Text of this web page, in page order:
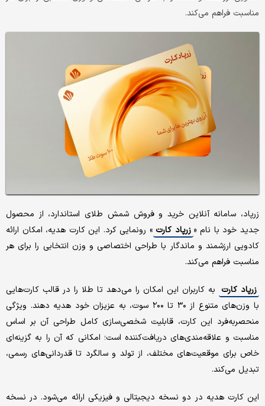
مناسبت فراهم می‌کند.
زرپاد، سامانه آنلاین خرید و فروش شمش طلای استاندارد، از محصول
جدید خود با نام « زرپاد کارت » رونمایی کرد. این کارت هدیه، امکان ارائه
کادویی ارزشمند و ماندگار با طراحی اختصاصی و وزن انتخابی را برای هر
مناسبت فراهم می‌کند.
زرپاد کارت به کاربران این امکان را می‌دهد تا طلا را در قالب کارت‌هایی
با وزن‌های متنوع از ۳۰ تا ۲۰۰ سوت، به عزیزان خود هدیه دهند. ویژگی
منحصربه‌فرد این کارت، قابلیت شخصی‌سازی کامل طراحی آن بر اساس
مناسبت و علاقه‌مندی‌های دریافت‌کننده است؛ امکانی که آن را به گزینه‌ای
خاص برای موقعیت‌های مختلف، از تولد و سالگرد تا قدردانی‌های رسمی،
تبدیل می‌کند.
این کارت هدیه در دو نسخه دیجیتالی و فیزیکی ارائه می‌شود. در نسخه